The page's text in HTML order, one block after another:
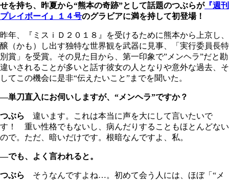
せを持ち、昨夏から“熊本の奇跡”として話題のつぶらが『週刊
プレイボーイ』１４号のグラビアに満を持して初登場！
昨年、『ミスｉＤ２０１８』を受けるために熊本から上京し、
醸（かも）し出す独特な世界観を武器に見事、「実行委員長特
別賞」を受賞。その見た目から、第一印象で”メンヘラ”だと勘
違いされることが多いと話す彼女の人となりや意外な過去、そ
してこの機会に是非“伝えたいこと”までを聞いた。
―単刀直入にお伺いしますが、“メンヘラ”ですか？
つぶら 違います。これは本当に声を大にして言いたいで
す！ 重い性格でもないし、病んだりすることもほとんどない
ので。ただ、暗いだけです。根暗なんですよ、私。
―でも、よく言われると。
つぶら
そうなんですよね…。初めて会う人には、ほぼ「“メ